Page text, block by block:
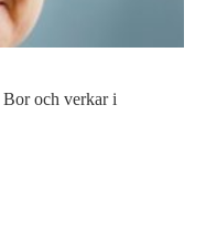
Bor och verkar i